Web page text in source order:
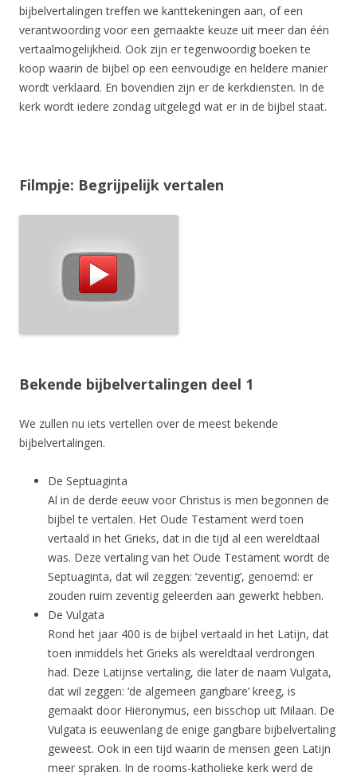
bijbelvertalingen treffen we kanttekeningen aan, of een
verantwoording voor een gemaakte keuze uit meer dan één
vertaalmogelijkheid. Ook zijn er tegenwoordig boeken te
koop waarin de bijbel op een eenvoudige en heldere manier
wordt verklaard. En bovendien zijn er de kerkdiensten. In de
kerk wordt iedere zondag uitgelegd wat er in de bijbel staat.
Filmpje: Begrijpelijk vertalen
Bekende bijbelvertalingen deel 1
We zullen nu iets vertellen over de meest bekende
bijbelvertalingen.
De Septuaginta
Al in de derde eeuw voor Christus is men begonnen de
bijbel te vertalen. Het Oude Testament werd toen
vertaald in het Grieks, dat in die tijd al een wereldtaal
was. Deze vertaling van het Oude Testament wordt de
Septuaginta, dat wil zeggen: ‘zeventig’, genoemd: er
zouden ruim zeventig geleerden aan gewerkt hebben.
De Vulgata
Rond het jaar 400 is de bijbel vertaald in het Latijn, dat
toen inmiddels het Grieks als wereldtaal verdrongen
had. Deze Latijnse vertaling, die later de naam Vulgata,
dat wil zeggen: ‘de algemeen gangbare’ kreeg, is
gemaakt door Hiëronymus, een bisschop uit Milaan. De
Vulgata is eeuwenlang de enige gangbare bijbelvertaling
geweest. Ook in een tijd waarin de mensen geen Latijn
meer spraken. In de rooms-katholieke kerk werd de